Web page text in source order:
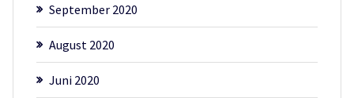
September 2020
August 2020
Juni 2020